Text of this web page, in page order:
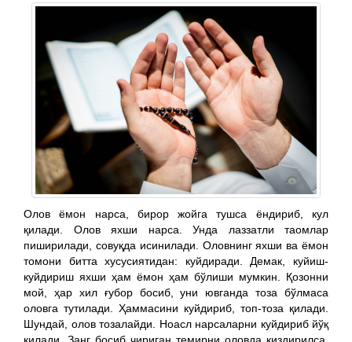
Олов ёмон нарса, бирор жойга тушса ёндириб, кул
қилади. Олов яхши нарса. Унда лаззатли таомлар
пиширилади, совуқда исинилади. Оловнинг яхши ва ёмон
томони битта хусусиятидан: куйдиради. Демак, куйиш-
куйдириш яхши ҳам ёмон ҳам бўлиши мумкин. Қозонни
мой, ҳар хил ғубор босиб, уни ювганда тоза бўлмаса
оловга тутилади. Ҳаммасини куйдириб, топ-тоза қилади.
Шундай, олов тозалайди. Ноасл нарсаларни куйдириб йўқ